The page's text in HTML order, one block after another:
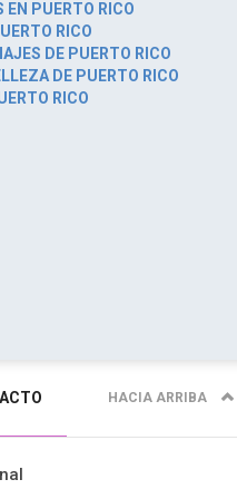
EN PUERTO RICO
RICO
DE PUERTO RICO
DE PUERTO RICO
RICO
HACIA ARRIBA